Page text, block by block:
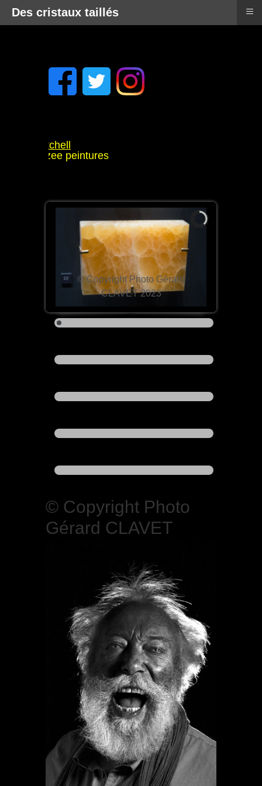
Tyler Mitchell
peintures
© Copyright Photo Gérard
CLAVET 2023
© Copyright Photo
Gérard CLAVET
Des cristaux taillés ≡